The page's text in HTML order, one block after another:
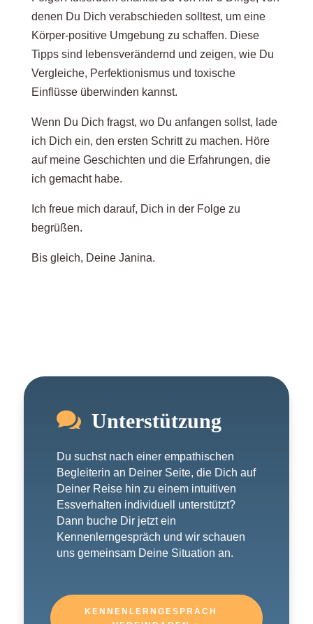
denen Du Dich verabschieden solltest, um eine
Körper-positive Umgebung zu schaffen. Diese
Tipps sind lebensverändernd und zeigen, wie Du
Vergleiche, Perfektionismus und toxische
Einflüsse überwinden kannst.
Wenn Du Dich fragst, wo Du anfangen sollst, lade
ich Dich ein, den ersten Schritt zu machen. Höre
auf meine Geschichten und die Erfahrungen, die
ich gemacht habe.
Ich freue mich darauf, Dich in der Folge zu
begrüßen.
Bis gleich, Deine Janina.
 Unterstützung
Du suchst nach einer empathischen
Begleiterin an Deiner Seite, die Dich auf
Deiner Reise hin zu einem intuitiven
Essverhalten individuell unterstützt?
Dann buche Dir jetzt ein
Kennenlerngespräch und wir schauen
uns gemeinsam Deine Situation an.
KENNENLERNGESPRÄCH